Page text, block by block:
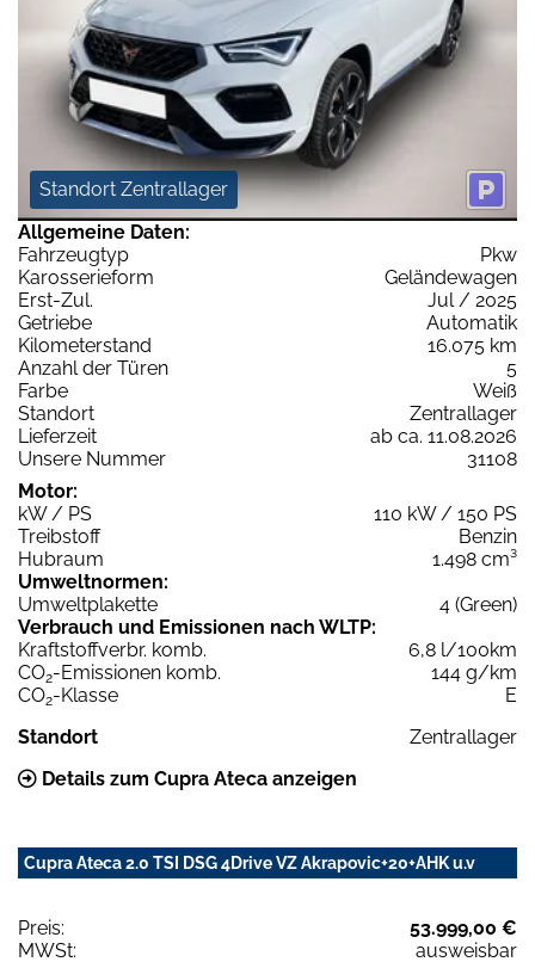
Standort Zentrallager
Allgemeine Daten:
Fahrzeugtyp
Pkw
Karosserieform
Geländewagen
Erst-Zul.
Jul / 2025
Getriebe
Automatik
Kilometerstand
16.075 km
Anzahl der Türen
5
Farbe
Weiß
Standort
Zentrallager
Lieferzeit
ab ca. 11.08.2026
Unsere Nummer
31108
Motor:
kW / PS
110 kW / 150 PS
Treibstoff
Benzin
Hubraum
1.498 cm³
Umweltnormen:
Umweltplakette
4 (Green)
Verbrauch und Emissionen nach WLTP:
Kraftstoffverbr. komb.
6,8 l/100km
CO2-Emissionen komb.
144 g/km
CO2-Klasse
E
Standort
Zentrallager
Details zum Cupra Ateca anzeigen
Cupra Ateca 2.0 TSI DSG 4Drive VZ Akrapovic+20+AHK u.v
Preis:
53.999,00 €
MWSt:
ausweisbar